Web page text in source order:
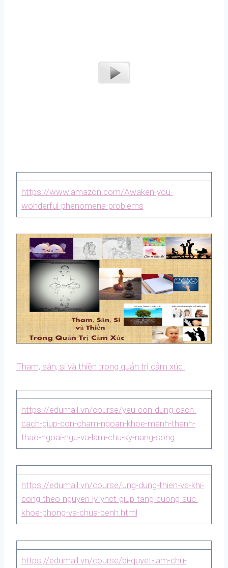
https://www.amazon.com/Awaken-you-
wonderful-phenomena-problems
Tham, sân, si và thiền trong quản trị cảm xúc
https://edumall.vn/course/yeu-con-dung-cach-
cach-giup-con-cham-ngoan-khoe-manh-thanh-
thao-ngoai-ngu-va-lam-chu-ky-nang-song
https://edumall.vn/course/ung-dung-thien-va-khi-
cong-theo-nguyen-ly-yhct-giup-tang-cuong-suc-
khoe-phong-va-chua-benh.html
https://edumall.vn/course/bi-quyet-lam-chu-